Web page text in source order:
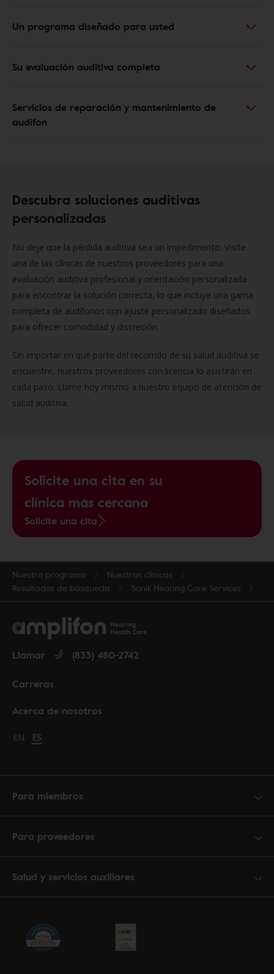
Un programa diseñado para usted
Su evaluación auditiva completa
Servicios de reparación y mantenimiento de
audífon
Descubra soluciones auditivas
personalizadas
No deje que la pérdida auditiva sea un impedimento. Visite
una de las clínicas de nuestros proveedores para una
evaluación auditiva profesional y orientación personalizada
para encontrar la solución correcta, lo que incluye una gama
completa de audífonos con ajuste personalizado diseñados
para ofrecer comodidad y discreción.
Sin importar en qué parte del recorrido de su salud auditiva se
encuentre, nuestros proveedores con licencia lo asistirán en
cada paso. Llame hoy mismo a nuestro equipo de atención de
salud auditiva.
Solicite una cita en su
clínica más cercana
Solicite una cita
Nuestro programa
Nuestras clínicas
Resultados de búsqueda
Sonik Hearing Care Services
Acerca de nosotros
Carreras
Llamar (833) 480-2742
Change language to English
EN Cambiar idioma a español
ES
Para miembros
Para proveedores
Salud y servicios auxiliares